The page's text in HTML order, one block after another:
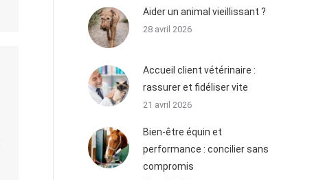
Aider un animal vieillissant ?
28 avril 2026
Accueil client vétérinaire :
rassurer et fidéliser vite
21 avril 2026
Bien-être équin et
performance : concilier sans
compromis